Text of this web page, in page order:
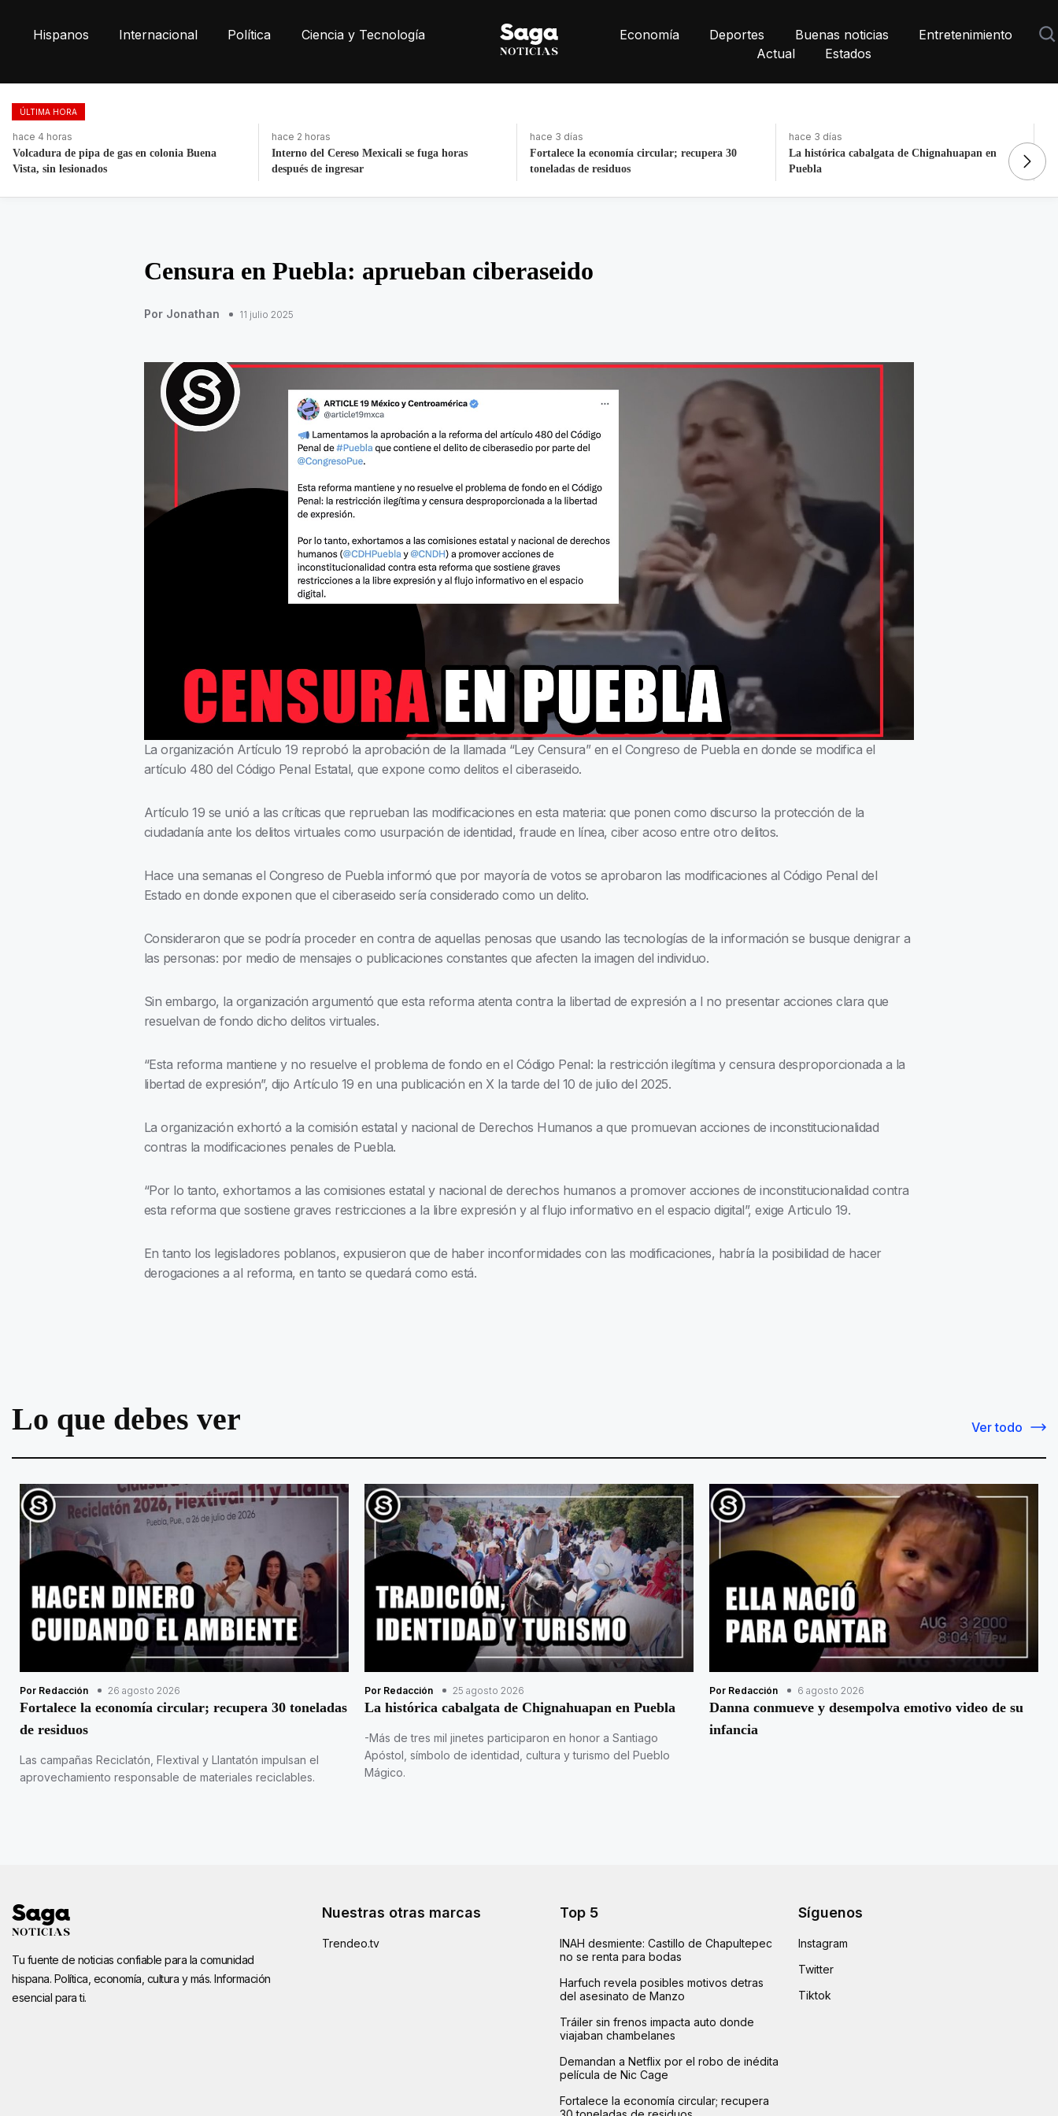
Hispanos Internacional Política Ciencia y Tecnología Economía Deportes Buenas noticias
Entretenimiento
Actual
Estados
ÚLTIMA HORA
hace 2 horas
Interno del Cereso Mexicali se fuga horas
después de ingresar
hace 3 días
Fortalece la economía circular; recupera 30
toneladas de residuos
hace 3 días
La histórica cabalgata de Chignahuapan en
Puebla
hace 2 horas
Confirman que cohete de Space X impactó
contra la Luna
Censura en Puebla: aprueban ciberaseido
Por Jonathan 11 julio 2025
La organización Artículo 19 reprobó la aprobación de la llamada “Ley Censura” en el Congreso de Puebla en donde se modifica el
artículo 480 del Código Penal Estatal, que expone como delitos el ciberaseido.
Artículo 19 se unió a las críticas que reprueban las modificaciones en esta materia: que ponen como discurso la protección de la
ciudadanía ante los delitos virtuales como usurpación de identidad, fraude en línea, ciber acoso entre otro delitos.
Hace una semanas el Congreso de Puebla informó que por mayoría de votos se aprobaron las modificaciones al Código Penal del
Estado en donde exponen que el ciberaseido sería considerado como un delito.
Consideraron que se podría proceder en contra de aquellas penosas que usando las tecnologías de la información se busque denigrar a
las personas: por medio de mensajes o publicaciones constantes que afecten la imagen del individuo.
Sin embargo, la organización argumentó que esta reforma atenta contra la libertad de expresión a l no presentar acciones clara que
resuelvan de fondo dicho delitos virtuales.
“Esta reforma mantiene y no resuelve el problema de fondo en el Código Penal: la restricción ilegítima y censura desproporcionada a la
libertad de expresión”, dijo Artículo 19 en una publicación en X la tarde del 10 de julio del 2025.
La organización exhortó a la comisión estatal y nacional de Derechos Humanos a que promuevan acciones de inconstitucionalidad
contras la modificaciones penales de Puebla.
“Por lo tanto, exhortamos a las comisiones estatal y nacional de derechos humanos a promover acciones de inconstitucionalidad contra
esta reforma que sostiene graves restricciones a la libre expresión y al flujo informativo en el espacio digital”, exige Articulo 19.
En tanto los legisladores poblanos, expusieron que de haber inconformidades con las modificaciones, habría la posibilidad de hacer
derogaciones a al reforma, en tanto se quedará como está.
Lo que debes ver Ver todo
Por Redacción 26 agosto 2026
Fortalece la economía circular; recupera 30 toneladas
de residuos
Las campañas Reciclatón, Flextival y Llantatón impulsan el
aprovechamiento responsable de materiales reciclables.
Por Redacción 25 agosto 2026
La histórica cabalgata de Chignahuapan en Puebla
-Más de tres mil jinetes participaron en honor a Santiago
Apóstol, símbolo de identidad, cultura y turismo del Pueblo
Mágico.
Por Redacción 6 agosto 2026
Danna conmueve y desempolva emotivo video de su
infancia
Tu fuente de noticias confiable para la comunidad
hispana. Política, economía, cultura y más. Información
esencial para ti.
Nuestras otras marcas
Trendeo.tv
Top 5
INAH desmiente: Castillo de Chapultepec
no se renta para bodas
Harfuch revela posibles motivos detras
del asesinato de Manzo
Tráiler sin frenos impacta auto donde
viajaban chambelanes
Demandan a Netflix por el robo de inédita
película de Nic Cage
Fortalece la economía circular; recupera
Síguenos
Instagram
Twitter
Tiktok